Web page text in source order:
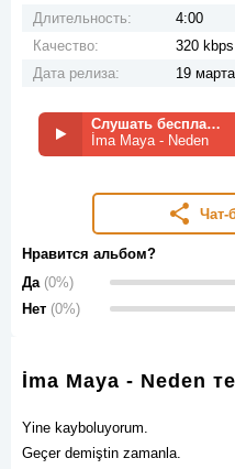
Длительность:
4:00
Качество:
320 kbps
Дата релиза:
19
Слушать бесплатно
İma Maya - Neden
Чат-
Нравится альбом?
Да (0%)
Нет (0%)
İma Maya - Neden
Yine kayboluyorum.
Geçer demiştin zamanla.